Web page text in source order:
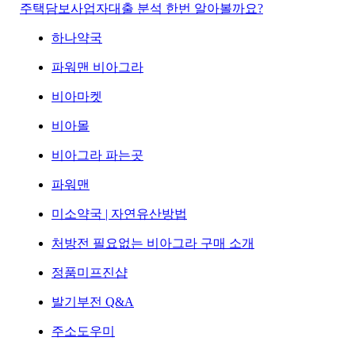
주택담보사업자대출 분석 한번 알아볼까요?
하나약국
파워맨 비아그라
비아마켓
비아몰
비아그라 파는곳
파워맨
미소약국 | 자연유산방법
처방전 필요없는 비아그라 구매 소개
정품미프진샵
발기부전 Q&A
주소도우미